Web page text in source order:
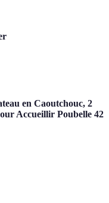
en Caoutchouc, 2
Accueillir Poubelle 42